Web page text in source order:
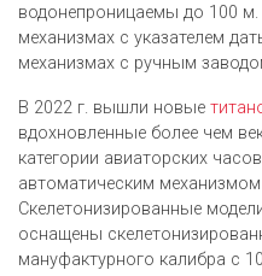
водонепроницаемы до 100
механизмах с указателем
механизмах с ручным
В 2022 г. вышли новые
вдохновленные более чем
категории авиаторских
автоматическим
Скелетонизированные
оснащены
мануфактурного калибра с